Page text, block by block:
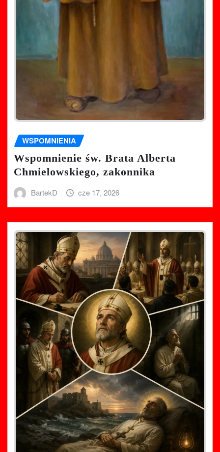
WSPOMNIENIA
Wspomnienie św. Brata Alberta
Chmielowskiego, zakonnika
BartekD cze 17, 2026